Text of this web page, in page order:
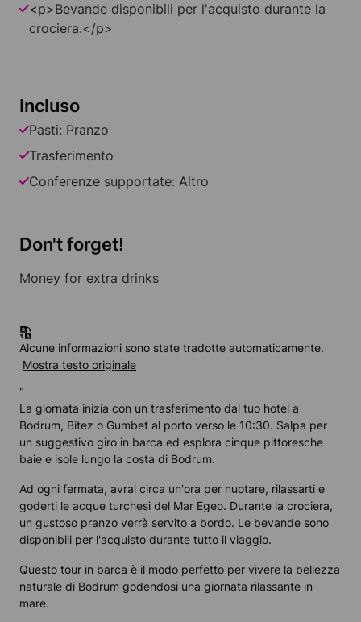
<p>Bevande disponibili per l'acquisto durante la
crociera.</p>
Incluso
Pasti: Pranzo
Trasferimento
Conferenze supportate: Altro
Don't forget!
Money for extra drinks
Alcune informazioni sono state tradotte automaticamente.
Mostra testo originale
"
La giornata inizia con un trasferimento dal tuo hotel a
Bodrum, Bitez o Gumbet al porto verso le 10:30. Salpa per
un suggestivo giro in barca ed esplora cinque pittoresche
baie e isole lungo la costa di Bodrum.
Ad ogni fermata, avrai circa un'ora per nuotare, rilassarti e
goderti le acque turchesi del Mar Egeo. Durante la crociera,
un gustoso pranzo verrà servito a bordo. Le bevande sono
disponibili per l'acquisto durante tutto il viaggio.
Questo tour in barca è il modo perfetto per vivere la bellezza
naturale di Bodrum godendosi una giornata rilassante in
mare.